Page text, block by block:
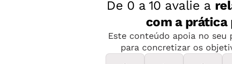
8 autores para estudar e